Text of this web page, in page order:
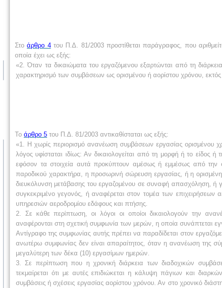
Στοάρθρο 4του Π.Δ. 81/2003 προστίθεται παράγραφος, που
οποία έχει ως εξής:
«2. Όταν τα δικαιώματα του εργαζόμενου εξαρτώνται από τη
χαρακτηρισμό των συμβάσεων ως ορισμένου ή αορίστου χρόνου, εκτός
Το άρθρο 5 του Π.Δ. 81/2003 αντικαθίσταται ως εξής:
«1. Η χωρίς περιορισμό ανανέωση συμβάσεων εργασίας ορισμένου
λόγος υφίσταται ιδίως: Αν δικαιολογείται από τη μορφή ή το είδος
εφόσον τα στοιχεία αυτά προκύπτουν αμέσως ή εμμέσως από
παροδικού χαρακτήρα, η προσωρινή σώρευση εργασίας, ή η ορισμένη
διευκόλυνση μετάβασης του εργαζομένου σε συναφή απασχόληση, ή
συγκεκριμένο γεγονός, ή αναφέρεται στον τομέα των
υπηρεσιών αεροδρομίου εδάφους και πτήσης.
2. Σε κάθε περίπτωση, οι λόγοι οι οποίοι δικαιολογούν την
αναφέρονται στη σχετική συμφωνία των μερών, η οποία συνάπτεται
Αντίγραφο της συμφωνίας αυτής πρέπει να παραδίδεται στον
ανωτέρω συμφωνίας δεν είναι απαραίτητος, όταν η ανανέωση της
μεγαλύτερη των δέκα (10) εργασίμων ημερών.
3. Σε περίπτωση που η χρονική διάρκεια των διαδοχικών
τεκμαίρεται ότι με αυτές επιδιώκεται η κάλυψη πάγιων και
συμβάσεις ή σχέσεις εργασίας αορίστου χρόνου. Αν στο χρονικό